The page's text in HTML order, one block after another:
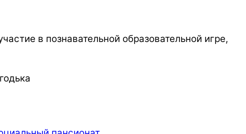
в познавательной образовательной игре,